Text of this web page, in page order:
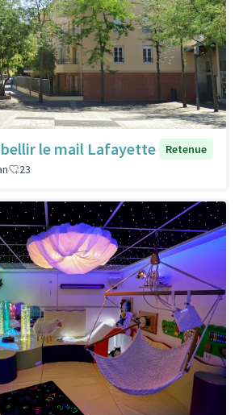
le mail Lafayette
Retenue
23